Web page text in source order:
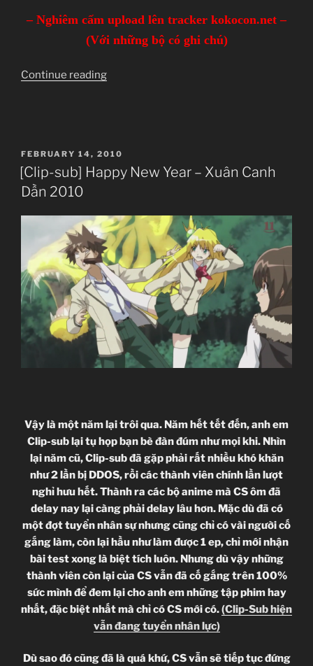
– Nghiêm cấm upload lên tracker kokocon.net –
(Với những bộ có ghi chú)
Continue reading“DANH
POSTED
ON
FEBRUARY 14, 2010
[Clip-sub] Happy New Year – Xuân Canh
Dần 2010
Vậy là một năm lại trôi qua. Năm hết tết đến, anh em
Clip-sub lại tụ họp bạn bè đàn đúm như mọi khi. Nhìn
lại năm cũ, Clip-sub đã gặp phải rất nhiều khó khăn
như 2 lần bị DDOS, rồi các thành viên chính lần lượt
nghỉ hưu hết. Thành ra các bộ anime mà CS ôm đã
delay nay lại càng phải delay lâu hơn. Mặc dù đã có
một đợt tuyển nhân sự nhưng cũng chỉ có vài người cố
gắng làm, còn lại hầu như làm được 1 ep, chỉ mới nhận
bài test xong là biệt tích luôn. Nhưng dù vậy những
thành viên còn lại của CS vẫn đã cố gắng trên 100%
sức mình để đem lại cho anh em những tập phim hay
nhất, đặc biệt nhất mà chỉ có CS mới có.(Clip-Sub hiện
vẫn đang tuyển nhân lực)
Dù sao đó cũng đã là quá khứ, CS vẫn sẽ tiếp tục đứng